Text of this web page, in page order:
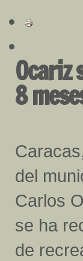
Ocariz
8
del
Carlos
se ha
de